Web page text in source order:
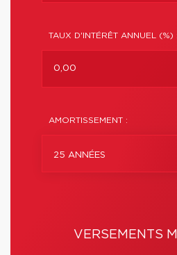
TAUX D'INTÉRÊT ANNUEL (%) :
AMORTISSEMENT :
25 ANNÉES
VERSEMENTS